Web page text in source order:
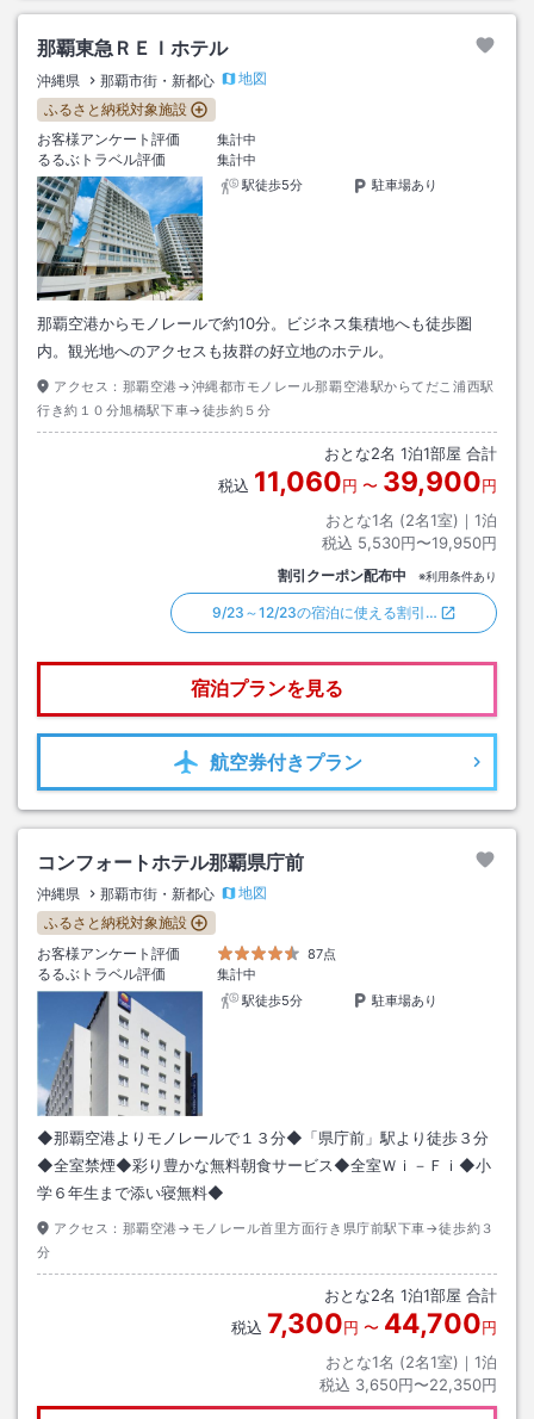
那覇東急ＲＥＩホテル
沖縄県 那覇市街・新都心
地図
ふるさと納税対象施設
お客様アンケート評価
集計中
るるぶトラベル評価
集計中
駅徒歩5分
駐車場あり
那覇空港からモノレールで約10分。ビジネス集積地へも徒歩圏
内。観光地へのアクセスも抜群の好立地のホテル。
アクセス： 那覇空港→沖縄都市モノレール那覇空港駅からてだこ浦西駅
行き約１０分旭橋駅下車→徒歩約５分
おとな2名 1泊1部屋 合計
税込 11,060円 〜 39,900円
おとな1名 (2名1室)｜ 1泊
税込 5,530円〜19,950円
割引クーポン配布中 ※利用条件あり
9/23～12/23の宿泊に使える割引…
宿泊プランを見る
航空券付きプラン
コンフォートホテル那覇県庁前
沖縄県 那覇市街・新都心
地図
ふるさと納税対象施設
お客様アンケート評価
87点
るるぶトラベル評価
集計中
駅徒歩5分
駐車場あり
◆那覇空港よりモノレールで１３分◆「県庁前」駅より徒歩３分
◆全室禁煙◆彩り豊かな無料朝食サービス◆全室Ｗｉ－Ｆｉ◆小
学６年生まで添い寝無料◆
アクセス： 那覇空港→モノレール首里方面行き県庁前駅下車→徒歩約３
分
おとな2名 1泊1部屋 合計
税込 7,300円 〜 44,700円
おとな1名 (2名1室)｜ 1泊
税込 3,650円〜22,350円